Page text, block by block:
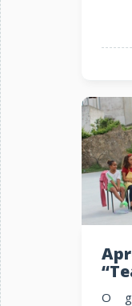
Apresentação da peça
O